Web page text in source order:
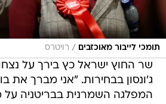
תומכי לייבור מאוכזבים / רויטרס
שר החוץ ישראל כץ בירך על
ג'ונסון בבחירות. "אני מברך את
המפלגה השמרנית בבריטניה